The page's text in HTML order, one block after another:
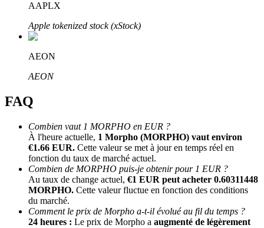
Affiliés Bitrue
Jusqu'à 65 % de commissions !
Parrainage
AAPLX
Apple tokenized stock (xStock)
AEON
AEON
FAQ
Combien vaut 1 MORPHO en EUR ?
À l'heure actuelle, 1 Morpho (MORPHO) vaut environ
€1.66 EUR. Cette valeur se met à jour en temps réel en
fonction du taux de marché actuel.
Combien de MORPHO puis-je obtenir pour 1 EUR ?
Au taux de change actuel, €1 EUR peut acheter 0.60311448
MORPHO. Cette valeur fluctue en fonction des conditions
du marché.
Comment le prix de Morpho a-t-il évolué au fil du temps ?
24 heures : Le prix de Morpho a augmenté de légèrement